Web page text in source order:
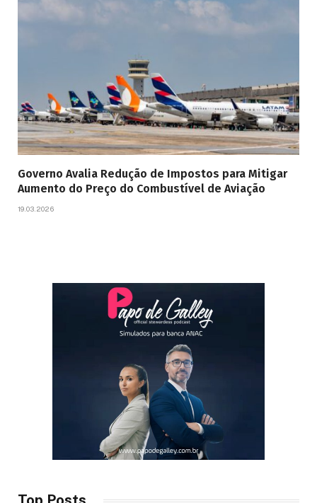
Governo Avalia Redução de Impostos para Mitigar
Aumento do Preço do Combustível de Aviação
19.03.2026